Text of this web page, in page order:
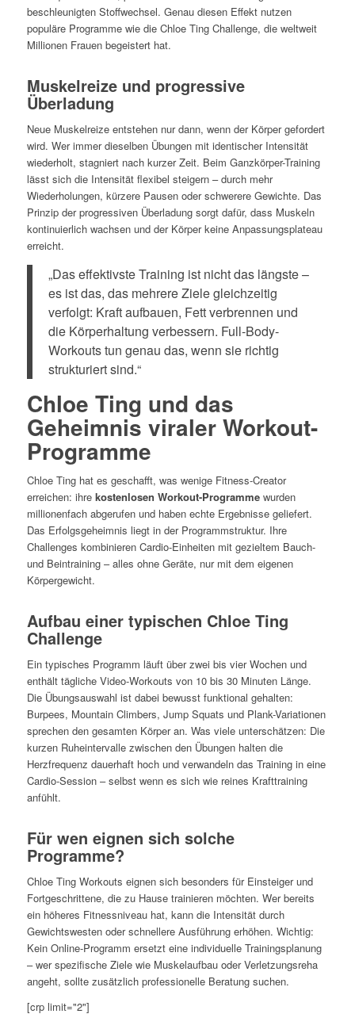
beschleunigten Stoffwechsel. Genau diesen Effekt nutzen
populäre Programme wie die Chloe Ting Challenge, die weltweit
Millionen Frauen begeistert hat.
Muskelreize und progressive
Überladung
Neue Muskelreize entstehen nur dann, wenn der Körper gefordert
wird. Wer immer dieselben Übungen mit identischer Intensität
wiederholt, stagniert nach kurzer Zeit. Beim Ganzkörper-Training
lässt sich die Intensität flexibel steigern – durch mehr
Wiederholungen, kürzere Pausen oder schwerere Gewichte. Das
Prinzip der progressiven Überladung sorgt dafür, dass Muskeln
kontinuierlich wachsen und der Körper keine Anpassungsplateau
erreicht.
„Das effektivste Training ist nicht das längste –
es ist das, das mehrere Ziele gleichzeitig
verfolgt: Kraft aufbauen, Fett verbrennen und
die Körperhaltung verbessern. Full-Body-
Workouts tun genau das, wenn sie richtig
strukturiert sind.“
Chloe Ting und das
Geheimnis viraler Workout-
Programme
Chloe Ting hat es geschafft, was wenige Fitness-Creator
erreichen: ihre kostenlosen Workout-Programmewurden
millionenfach abgerufen und haben echte Ergebnisse geliefert.
Das Erfolgsgeheimnis liegt in der Programmstruktur. Ihre
Challenges kombinieren Cardio-Einheiten mit gezieltem Bauch-
und Beintraining – alles ohne Geräte, nur mit dem eigenen
Körpergewicht.
Aufbau einer typischen Chloe Ting
Challenge
Ein typisches Programm läuft über zwei bis vier Wochen und
enthält tägliche Video-Workouts von 10 bis 30 Minuten Länge.
Die Übungsauswahl ist dabei bewusst funktional gehalten:
Burpees, Mountain Climbers, Jump Squats und Plank-Variationen
sprechen den gesamten Körper an. Was viele unterschätzen: Die
kurzen Ruheintervalle zwischen den Übungen halten die
Herzfrequenz dauerhaft hoch und verwandeln das Training in eine
Cardio-Session – selbst wenn es sich wie reines Krafttraining
anfühlt.
Für wen eignen sich solche
Programme?
Chloe Ting Workouts eignen sich besonders für Einsteiger und
Fortgeschrittene, die zu Hause trainieren möchten. Wer bereits
ein höheres Fitnessniveau hat, kann die Intensität durch
Gewichtswesten oder schnellere Ausführung erhöhen. Wichtig:
Kein Online-Programm ersetzt eine individuelle Trainingsplanung
– wer spezifische Ziele wie Muskelaufbau oder Verletzungsreha
angeht, sollte zusätzlich professionelle Beratung suchen.
[crp limit="2"]